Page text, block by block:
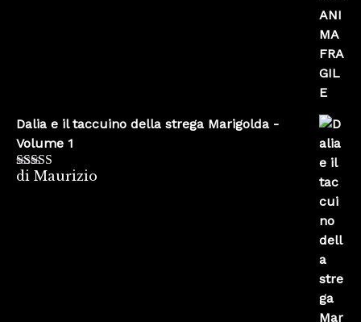
Dalia e il taccuino della strega Marigolda -
Volume 1
Valutato4
di Maurizio